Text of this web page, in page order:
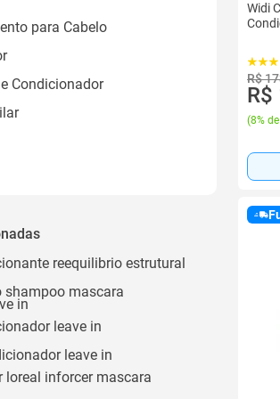
para Cabelo
Condicionador
reequilibrio estrutural
mascara
in
leave in
leave in
inforcer mascara
Widi
R$
R$
(8%